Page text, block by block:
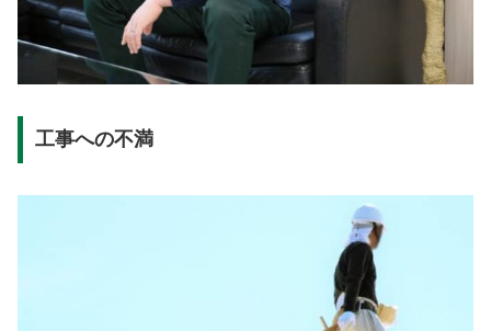
工事への不満